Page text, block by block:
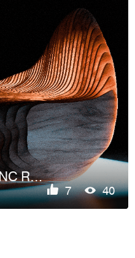
Wooden Bench | CNC Ready & CGI Visualization
7 40